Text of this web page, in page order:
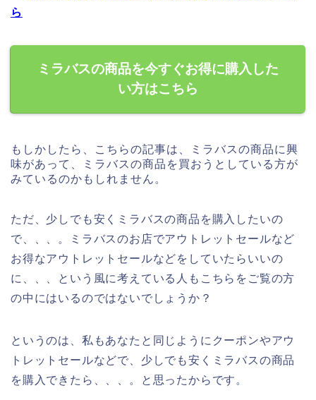
ら
ミラバスの商品を今すぐお得に購入した
い方はこちら
もしかしたら、こちらの記事は、ミラバスの商品に興
味があって、ミラバスの商品を買おうとしている方が
みているのかもしれません。
ただ、少しでも安くミラバスの商品を購入したいの
で、、、。ミラバスのお店でアウトレットセールなど
お得なアウトレットセールなどをしていたらいいの
に、、、という風に考えている人もこちらをご覧の方
の中にはいるのではないでしょうか？
というのは、私もあなたと同じようにクーポンやアウ
トレットセールなどで、少しでも安くミラバスの商品
を購入できたら、、、。と思ったからです。